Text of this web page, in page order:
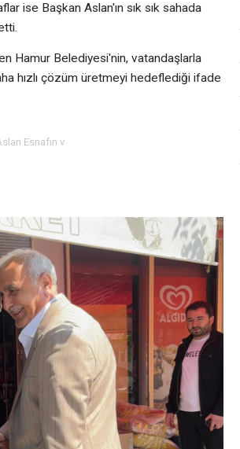
ise Başkan Aslan'ın sık sık sahada
Hamur Belediyesi'nin, vatandaşlarla
hızlı çözüm üretmeyi hedeflediği ifade
Esnafın v